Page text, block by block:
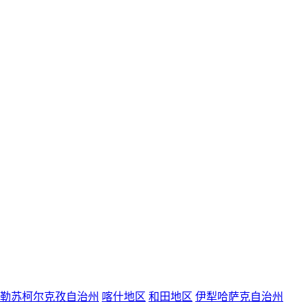
苏柯尔克孜自治州 喀什地区 和田地区 伊犁哈萨克自治州